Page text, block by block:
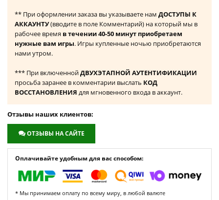
** При оформлении заказа вы указываете нам ДОСТУПЫ К
АККАУНТУ(вводите в поле Комментарий) на который мы в
рабочее время в течении 40-50 минут приобретаем
нужные вам игры. Игры купленные ночью приобретаются
нами утром.
*** При включеннойДВУХЭТАПНОЙ АУТЕНТИФИКАЦИИ
просьба заранее в комментарии выслать КОД
ВОССТАНОВЛЕНИЯ для мгновенного входа в аккаунт.
Отзывы наших клиентов:
ОТЗЫВЫ НА САЙТЕ
Оплачивайте удобным для вас способом:
* Мы принимаем оплату по всему миру, в любой валюте